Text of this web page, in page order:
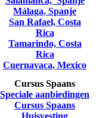
Málaga, Spanje
San Rafael, Costa
Rica
Tamarindo, Costa
Rica
Cuernavaca, Mexico
Cursus Spaans
Speciale aanbiedingen
Cursus Spaans
Huisvesting